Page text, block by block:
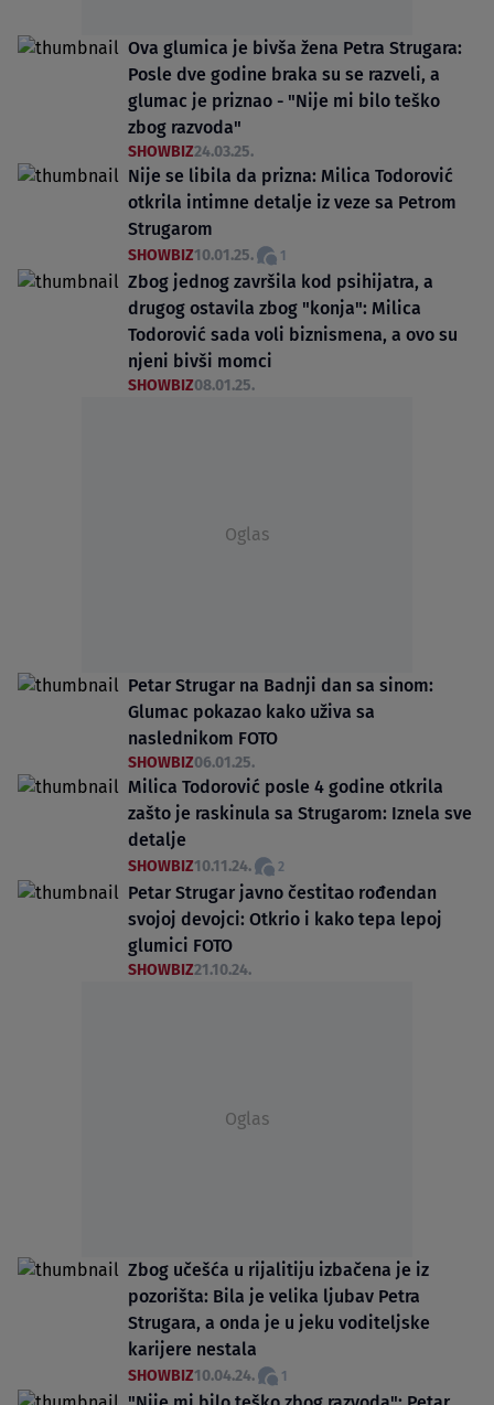
Ova glumica je bivša žena Petra Strugara:
Posle dve godine braka su se razveli, a
glumac je priznao - "Nije mi bilo teško
zbog razvoda"
SHOWBIZ24.03.25.
Nije se libila da prizna: Milica Todorović
otkrila intimne detalje iz veze sa Petrom
Strugarom
SHOWBIZ10.01.25. 1
Zbog jednog završila kod psihijatra, a
drugog ostavila zbog "konja": Milica
Todorović sada voli biznismena, a ovo su
njeni bivši momci
SHOWBIZ08.01.25.
Oglas
Petar Strugar na Badnji dan sa sinom:
Glumac pokazao kako uživa sa
naslednikom FOTO
SHOWBIZ06.01.25.
Milica Todorović posle 4 godine otkrila
zašto je raskinula sa Strugarom: Iznela sve
detalje
SHOWBIZ10.11.24. 2
Petar Strugar javno čestitao rođendan
svojoj devojci: Otkrio i kako tepa lepoj
glumici FOTO
SHOWBIZ21.10.24.
Oglas
Zbog učešća u rijalitiju izbačena je iz
pozorišta: Bila je velika ljubav Petra
Strugara, a onda je u jeku voditeljske
karijere nestala
SHOWBIZ10.04.24. 1